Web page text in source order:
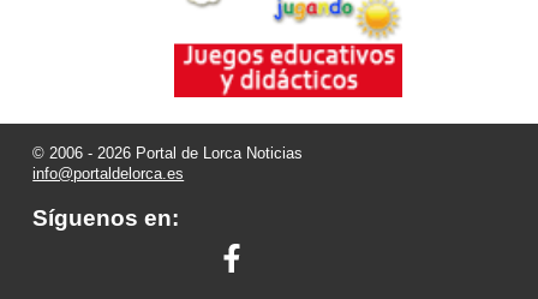
© 2006 - 2026 Portal de Lorca Noticias
info@portaldelorca.es
Síguenos en: